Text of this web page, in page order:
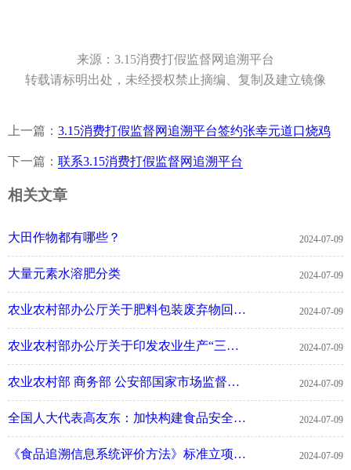
来源：3.15消费打假监督网追溯平台
转载请标明出处，未经授权禁止摘编、复制及建立镜像
上一篇： 3.15消费打假监督网追溯平台签约张幸元道口烧鸡
下一篇： 联系3.15消费打假监督网追溯平台
相关文章
大田作物都有哪些？ 2024-07-09
大量元素水溶肥分类 2024-07-09
农业农村部办公厅关于肥料包装废弃物回收处理的指导意见 2024-07-09
农业农村部办公厅关于印发农业生产“三品一标” 提升行动有关专项实施方案的通知 2024-07-09
农业农村部 商务部 公安部国家市场监督管理总局 国家知识产权局中华全国供销合作总社关于印发农村假冒伪 2024-07-09
全国人大代表高友东：加快构建食品安全互联网追溯体系 2024-07-09
《食品追溯信息系统评价方法》标准立项介绍 2024-07-09